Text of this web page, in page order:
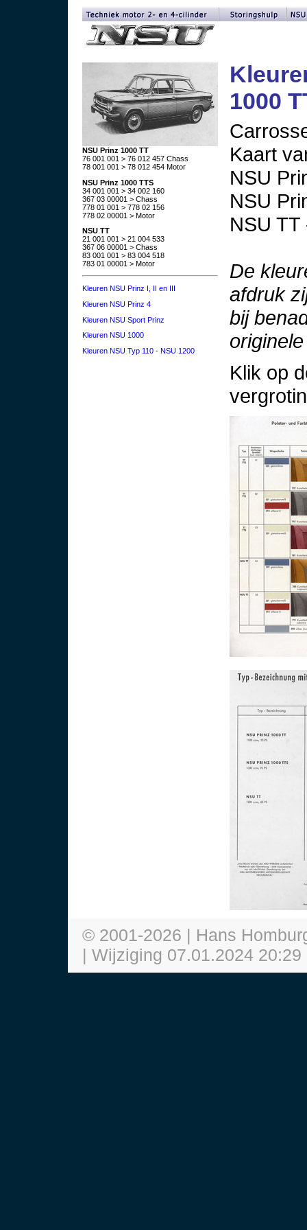
NSU Prinz 1000 TT
76 001 001 > 76 012 457 Chass
78 001 001 > 78 012 454 Motor
NSU Prinz 1000 TTS
34 001 001 > 34 002 160
367 03 00001 > Chass
778 01 001 > 778 02 156
778 02 00001 > Motor
NSU TT
21 001 001 > 21 004 533
367 06 00001 > Chass
83 001 001 > 83 004 518
783 01 00001 > Motor
Kleuren NSU Prinz I, II en III
Kleuren NSU Prinz 4
Kleuren NSU Sport Prinz
Kleuren NSU 1000
Kleuren NSU Typ 110 - NSU 1200
1000
Kaart
NSU
NSU
NSU
De
afdruk
bij
Klik op
© 2001-2026 | Hans
| Wijziging 07.01.2024 20:29